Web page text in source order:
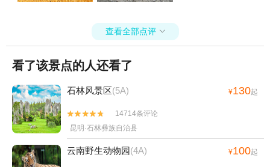
查看全部点评 
看了该景点的人还看了
石林风景区(5A) ¥130起


14714条评论
昆明·石林彝族自治县
云南野生动物园(4A) ¥100起